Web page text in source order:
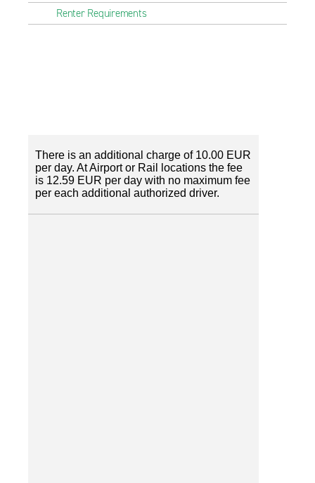
Renter Requirements
There is an additional charge of 10.00 EUR
per day. At Airport or Rail locations the fee
is 12.59 EUR per day with no maximum fee
per each additional authorized driver.